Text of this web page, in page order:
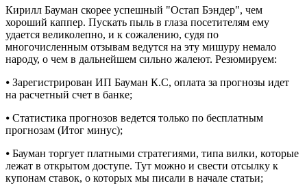
Кирилл Бауман скорее успешный "Остап Бэндер", чем
хороший каппер. Пускать пыль в глаза посетителям ему
удается великолепно, и к сожалению, судя по
многочисленным отзывам ведутся на эту мишуру немало
народу, о чем в дальнейшем сильно жалеют. Резюмируем:
⦁ Зарегистрирован ИП Бауман К.С, оплата за прогнозы идет
на расчетный счет в банке;
⦁ Статистика прогнозов ведется только по бесплатным
прогнозам (Итог минус);
⦁ Бауман торгует платными стратегиями, типа вилки, которые
лежат в открытом доступе. Тут можно и свести отсылку к
купонам ставок, о которых мы писали в начале статьи;